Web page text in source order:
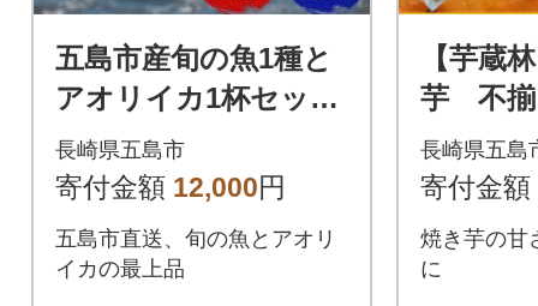
五島市産旬の魚1種と
アオリイカ1杯セット
【金沢鮮魚】
長崎県五島市
寄付金額 12,000円
五島市直送、旬の魚とアオリ
イカの最上品
【芋蔵
芋 不揃
長崎県五島
寄付金額
焼き芋の甘
に